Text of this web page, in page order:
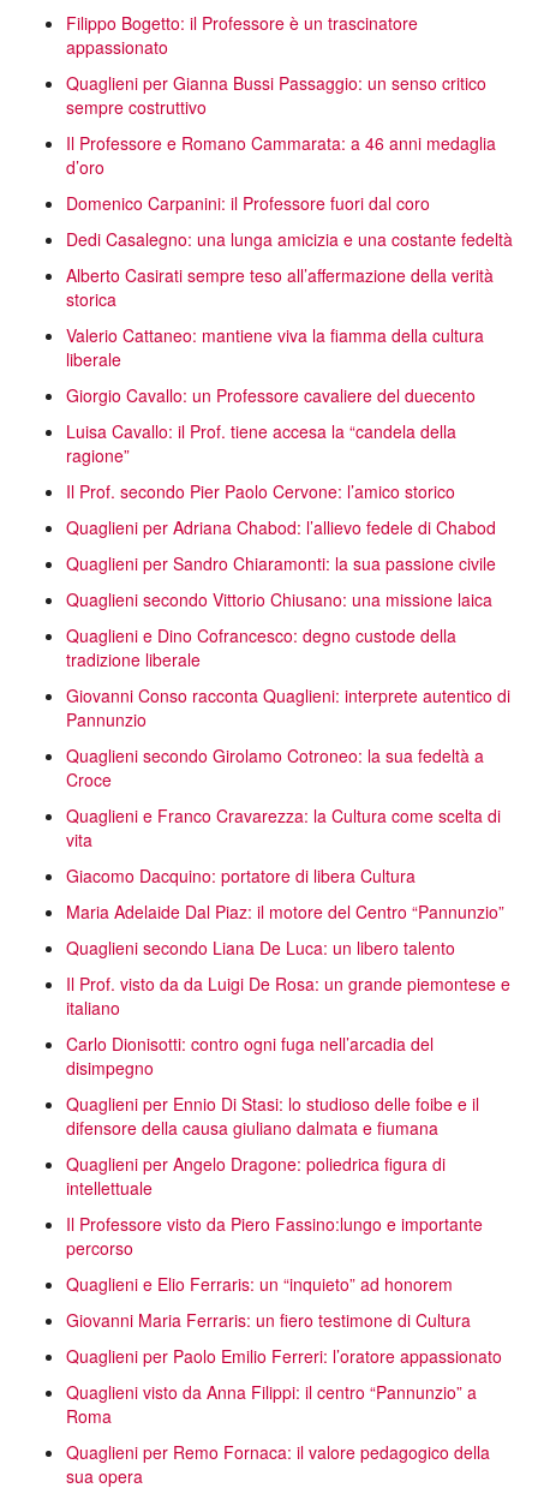
Filippo Bogetto: il Professore è un trascinatore
appassionato
Quaglieni per Gianna Bussi Passaggio: un senso critico
sempre costruttivo
Il Professore e Romano Cammarata: a 46 anni medaglia
d’oro
Domenico Carpanini: il Professore fuori dal coro
Dedi Casalegno: una lunga amicizia e una costante fedeltà
Alberto Casirati sempre teso all’affermazione della verità
storica
Valerio Cattaneo: mantiene viva la fiamma della cultura
liberale
Giorgio Cavallo: un Professore cavaliere del duecento
Luisa Cavallo: il Prof. tiene accesa la “candela della
ragione”
Il Prof. secondo Pier Paolo Cervone: l’amico storico
Quaglieni per Adriana Chabod: l’allievo fedele di Chabod
Quaglieni per Sandro Chiaramonti: la sua passione civile
Quaglieni secondo Vittorio Chiusano: una missione laica
Quaglieni e Dino Cofrancesco: degno custode della
tradizione liberale
Giovanni Conso racconta Quaglieni: interprete autentico di
Pannunzio
Quaglieni secondo Girolamo Cotroneo: la sua fedeltà a
Croce
Quaglieni e Franco Cravarezza: la Cultura come scelta di
vita
Giacomo Dacquino: portatore di libera Cultura
Maria Adelaide Dal Piaz: il motore del Centro “Pannunzio”
Quaglieni secondo Liana De Luca: un libero talento
Il Prof. visto da da Luigi De Rosa: un grande piemontese e
italiano
Carlo Dionisotti: contro ogni fuga nell’arcadia del
disimpegno
Quaglieni per Ennio Di Stasi: lo studioso delle foibe e il
difensore della causa giuliano dalmata e fiumana
Quaglieni per Angelo Dragone: poliedrica figura di
intellettuale
Il Professore visto da Piero Fassino:lungo e importante
percorso
Quaglieni e Elio Ferraris: un “inquieto” ad honorem
Giovanni Maria Ferraris: un fiero testimone di Cultura
Quaglieni per Paolo Emilio Ferreri: l’oratore appassionato
Quaglieni visto da Anna Filippi: il centro “Pannunzio” a
Roma
Quaglieni per Remo Fornaca: il valore pedagogico della
sua opera